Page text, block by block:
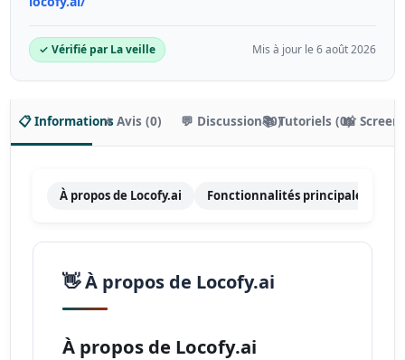
✓ Vérifié par La veille Mis à jour le 6 août 2026
📋 Informations⭐ Avis (0) 💬 Discussion (0)📚 Tutoriels (0)📸
À propos de Locofy.ai Fonctionnalités principales
👋 À propos de Locofy.ai
À propos de Locofy.ai